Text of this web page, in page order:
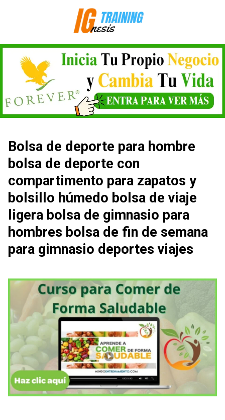
Bolsa de deporte para hombre
bolsa de deporte con
compartimento para zapatos y
bolsillo húmedo bolsa de viaje
ligera bolsa de gimnasio para
hombres bolsa de fin de semana
para gimnasio deportes viajes